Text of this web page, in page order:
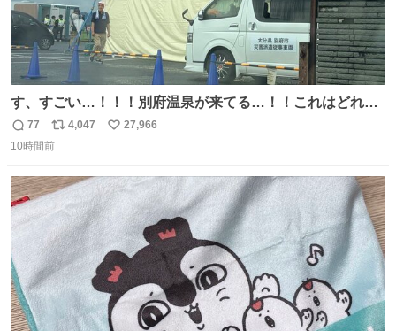
す、すごい…！！！別府温泉が来てる…！！これはどれぐ
らい待つんだろう…
返
信
77
リ
ポ
ト
数
4,047
い
数
27,966
10時間前